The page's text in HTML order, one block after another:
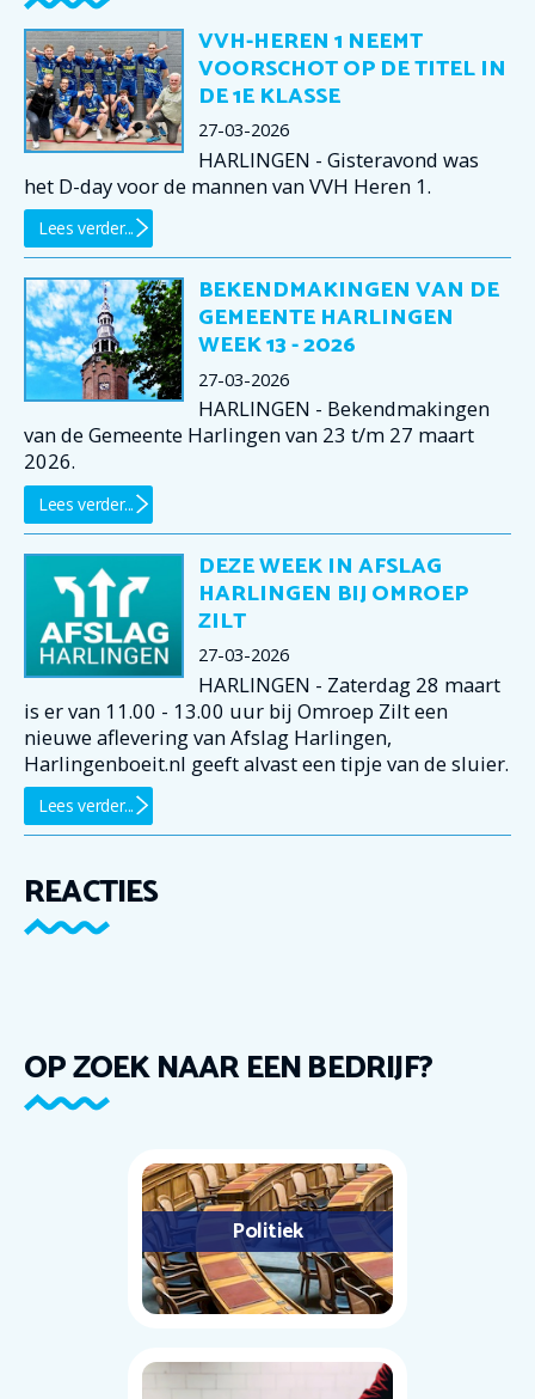
VVH-HEREN 1 NEEMT
VOORSCHOT OP DE TITEL IN
DE 1E KLASSE
27-03-2026
HARLINGEN - Gisteravond was
het D-day voor de mannen van VVH Heren 1.
Lees verder...
BEKENDMAKINGEN VAN DE
GEMEENTE HARLINGEN
WEEK 13 - 2026
27-03-2026
HARLINGEN - Bekendmakingen
van de Gemeente Harlingen van 23 t/m 27 maart
2026.
Lees verder...
DEZE WEEK IN AFSLAG
HARLINGEN BIJ OMROEP
ZILT
27-03-2026
HARLINGEN - Zaterdag 28 maart
is er van 11.00 - 13.00 uur bij Omroep Zilt een
nieuwe aflevering van Afslag Harlingen,
Harlingenboeit.nl geeft alvast een tipje van de sluier.
Lees verder...
REACTIES
OP ZOEK NAAR EEN BEDRIJF?
Politiek